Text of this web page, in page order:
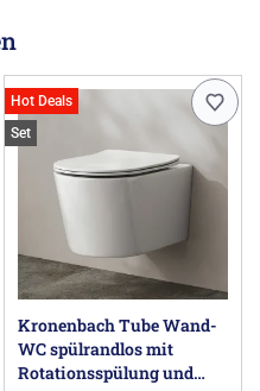
Hot Deals
Set
Kronenbach Tube Wand-
WC spülrandlos mit
Rotationsspülung und